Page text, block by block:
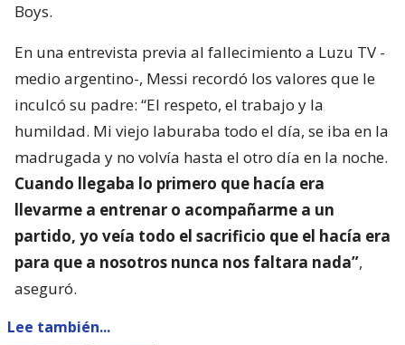
Boys.
En una entrevista previa al fallecimiento a Luzu TV -
medio argentino-, Messi recordó los valores que le
inculcó su padre: “El respeto, el trabajo y la
humildad. Mi viejo laburaba todo el día, se iba en la
madrugada y no volvía hasta el otro día en la noche.
Cuando llegaba lo primero que hacía era
llevarme a entrenar o acompañarme a un
partido, yo veía todo el sacrificio que el hacía era
para que a nosotros nunca nos faltara nada”,
aseguró.
Lee también...